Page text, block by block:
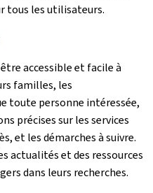
tous les utilisateurs.
accessible et facile à
familles, les
toute personne intéressée,
précises sur les services
et les démarches à suivre.
actualités et des ressources
dans leurs recherches.